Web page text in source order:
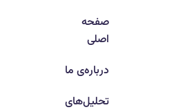
صفحه
اصلی
درباره‌ی ما
تحلیل‌های